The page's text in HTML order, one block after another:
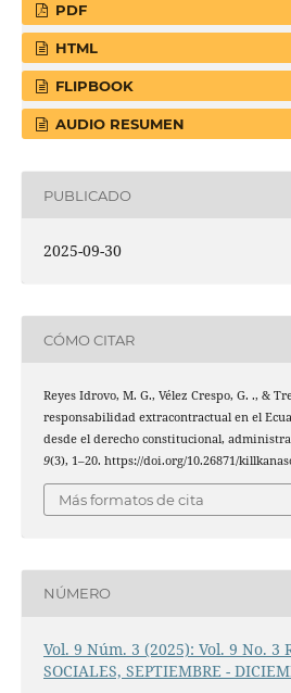
PDF
HTML
FLIPBOOK
AUDIO RESUMEN
PUBLICADO
2025-09-30
CÓMO CITAR
Reyes Idrovo, M. G., Vélez Crespo, G. ., &
responsabilidad extracontractual en el
desde el derecho constitucional,
9(3), 1–20. https://doi.org/10.26871/
Más formatos de cita
NÚMERO
Vol. 9 Núm. 3 (2025): Vol. 9 No. 3
SOCIALES, SEPTIEMBRE -